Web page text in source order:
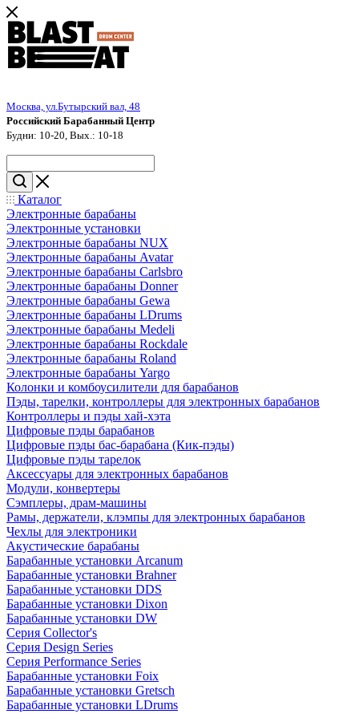
Москва, ул.Бутырский вал, 48
Российский Барабанный Центр
Будни: 10-20, Вых.: 10-18
Каталог
Электронные барабаны
Электронные установки
Электронные барабаны NUX
Электронные барабаны Avatar
Электронные барабаны Carlsbro
Электронные барабаны Donner
Электронные барабаны Gewa
Электронные барабаны LDrums
Электронные барабаны Medeli
Электронные барабаны Rockdale
Электронные барабаны Roland
Электронные барабаны Yargo
Колонки и комбоусилители для барабанов
Пэды, тарелки, контроллеры для электронных барабанов
Контроллеры и пэды хай-хэта
Цифровые пэды барабанов
Цифровые пэды бас-барабана (Кик-пэды)
Цифровые пэды тарелок
Аксессуары для электронных барабанов
Модули, конвертеры
Сэмплеры, драм-машины
Рамы, держатели, клэмпы для электронных барабанов
Чехлы для электроники
Акустические барабаны
Барабанные установки Arcanum
Барабанные установки Brahner
Барабанные установки DDS
Барабанные установки Dixon
Барабанные установки DW
Серия Collector's
Серия Design Series
Серия Performance Series
Барабанные установки Foix
Барабанные установки Gretsch
Барабанные установки LDrums